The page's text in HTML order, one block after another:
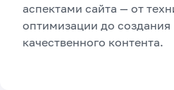
аспектами сайта — от
оптимизации до создания
качественного контента.